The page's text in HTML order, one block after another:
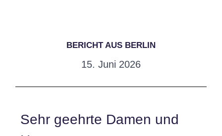
BERICHT AUS BERLIN
15. Juni 2026
Sehr geehrte Damen und